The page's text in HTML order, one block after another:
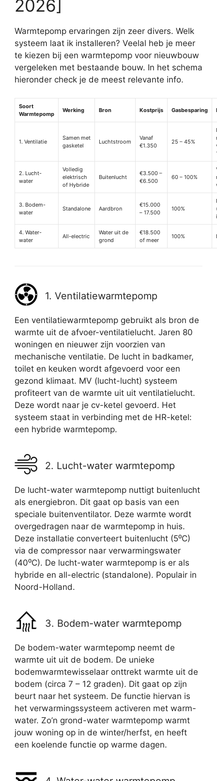
2026]
Warmtepomp ervaringen zijn zeer divers. Welk
systeem laat ik installeren? Veelal heb je meer
te kiezen bij een warmtepomp voor nieuwbouw
vergeleken met bestaande bouw. In het schema
hieronder check je de meest relevante info.
Soort
Warmtepomp
Werking Bron Kostprijs Gasbesparing
1. Ventilatie
Samen met
gasketel
Luchtstroom
Vanaf
€1.350
25 – 45%
2. Lucht-
water
Volledig
elektrisch
of Hybride
Buitenlucht
€3.500 –
€6.500
60 – 100%
3. Bodem-
water
Standalone Aardbron
€15.000
– 17.500
100%
4. Water-
water
All-electric
Water uit de
grond
€18.500
of meer
100%
1. Ventilatiewarmtepomp
Een ventilatiewarmtepomp gebruikt als bron de
warmte uit de afvoer-ventilatielucht. Jaren 80
woningen en nieuwer zijn voorzien van
mechanische ventilatie. De lucht in badkamer,
toilet en keuken wordt afgevoerd voor een
gezond klimaat. MV (lucht-lucht) systeem
profiteert van de warmte uit uit ventilatielucht.
Deze wordt naar je cv-ketel gevoerd. Het
systeem staat in verbinding met de HR-ketel:
een hybride warmtepomp.
2. Lucht-water warmtepomp
De lucht-water warmtepomp nuttigt buitenlucht
als energiebron. Dit gaat op basis van een
speciale buitenventilator. Deze warmte wordt
overgedragen naar de warmtepomp in huis.
Deze installatie converteert buitenlucht (5⁰C)
via de compressor naar verwarmingswater
(40⁰C). De lucht-water warmtepomp is er als
hybride en all-electric (standalone). Populair in
Noord-Holland.
3. Bodem-water warmtepomp
De bodem-water warmtepomp neemt de
warmte uit uit de bodem. De unieke
bodemwarmtewisselaar onttrekt warmte uit de
bodem (circa 7 – 12 graden). Dit gaat op zijn
beurt naar het systeem. De functie hiervan is
het verwarmingssysteem activeren met warm-
water. Zo’n grond-water warmtepomp warmt
jouw woning op in de winter/herfst, en heeft
een koelende functie op warme dagen.